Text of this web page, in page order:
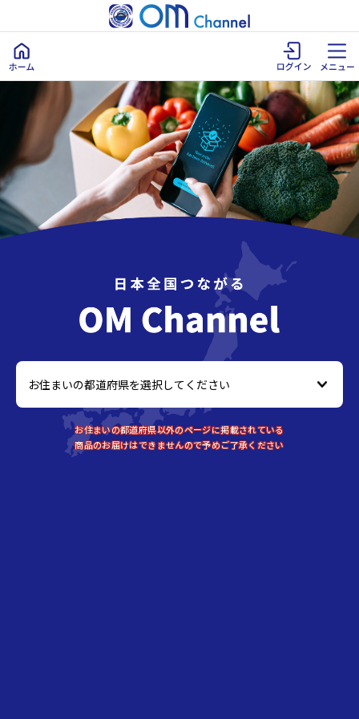
お住まいの都道府県以外のページに掲載されている
商品のお届けはできませんので予めご了承ください